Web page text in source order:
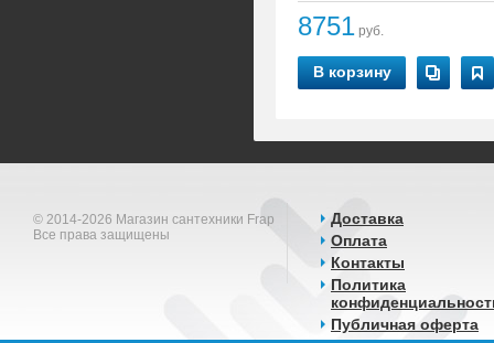
8751 руб.
В корзину
© 2014-2026 Магазин сантехники Frap
Все права защищены
Доставка
Оплата
Контакты
Политика
Публичная оферта